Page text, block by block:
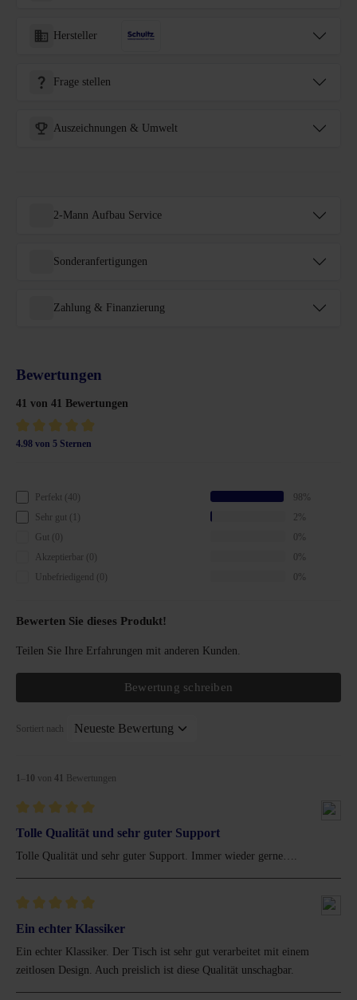
Hersteller
Frage stellen
Auszeichnungen & Umwelt
2-Mann Aufbau Service
Sonderanfertigungen
Zahlung & Finanzierung
Bewertungen
41 von 41 Bewertungen
Durchschnittliche Bewertung von 4.9 von 5 Sternen
4.98 von 5 Sternen
Perfekt (40)
98%
Sehr gut (1)
2%
Gut (0)
0%
Akzeptierbar (0)
0%
Unbefriedigend (0)
0%
Bewerten Sie dieses Produkt!
Teilen Sie Ihre Erfahrungen mit anderen Kunden.
Bewertung schreiben
Sortiert nach
1 10 von 41 Bewertungen
Bewertung mit 5 von 5 Sternen
Tolle Qualität und sehr guter Support
Tolle Qualität und sehr guter Support. Immer wieder gerne….
Bewertung mit 5 von 5 Sternen
Ein echter Klassiker
Ein echter Klassiker. Der Tisch ist sehr gut verarbeitet mit einem
zeitlosen Design. Auch preislich ist diese Qualität unschagbar.